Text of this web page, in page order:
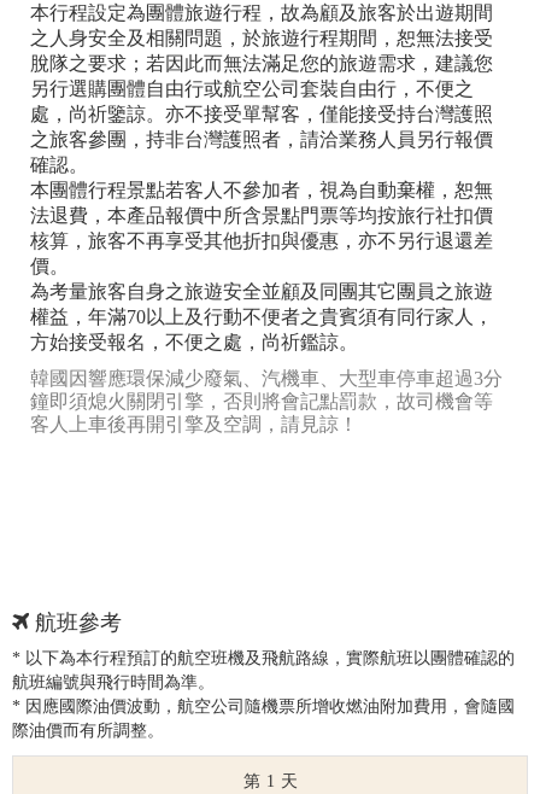
本行程設定為團體旅遊行程，故為顧及旅客於出遊期間
之人身安全及相關問題，於旅遊行程期間，恕無法接受
脫隊之要求；若因此而無法滿足您的旅遊需求，建議您
另行選購團體自由行或航空公司套裝自由行，不便之
處，尚祈鑒諒。亦不接受單幫客，僅能接受持台灣護照
之旅客參團，持非台灣護照者，請洽業務人員另行報價
確認。
本團體行程景點若客人不參加者，視為自動棄權，恕無
法退費，本產品報價中所含景點門票等均按旅行社扣價
核算，旅客不再享受其他折扣與優惠，亦不另行退還差
價。
為考量旅客自身之旅遊安全並顧及同團其它團員之旅遊
權益，年滿70以上及行動不便者之貴賓須有同行家人，
方始接受報名，不便之處，尚祈鑑諒。
韓國因響應環保減少廢氣、汽機車、大型車停車超過3分
鐘即須熄火關閉引擎，否則將會記點罰款，故司機會等
客人上車後再開引擎及空調，請見諒！
航班參考
* 以下為本行程預訂的航空班機及飛航路線，實際航班以團體確認的
航班編號與飛行時間為準。
* 因應國際油價波動，航空公司隨機票所增收燃油附加費用，會隨國
際油價而有所調整。
1